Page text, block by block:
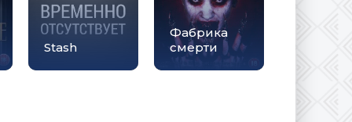
Stash
Фабрика
смерти